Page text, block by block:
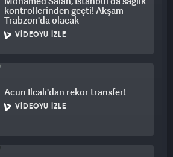
kontrollerinden geçti! Akşam
Trabzon'da olacak
VIDEOYU İZLE
Acun Ilcalı'dan rekor transfer!
VIDEOYU İZLE